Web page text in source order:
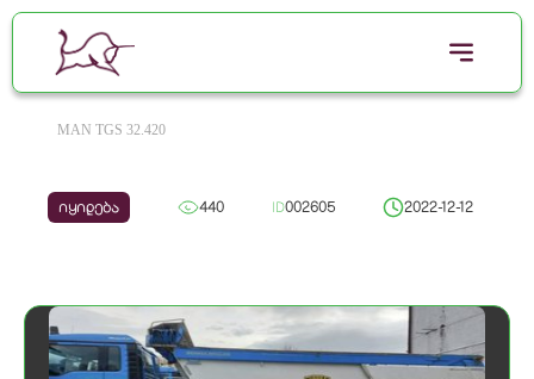
MAN TGS 32.420
იყიდება 440 ID002605 2022-12-12